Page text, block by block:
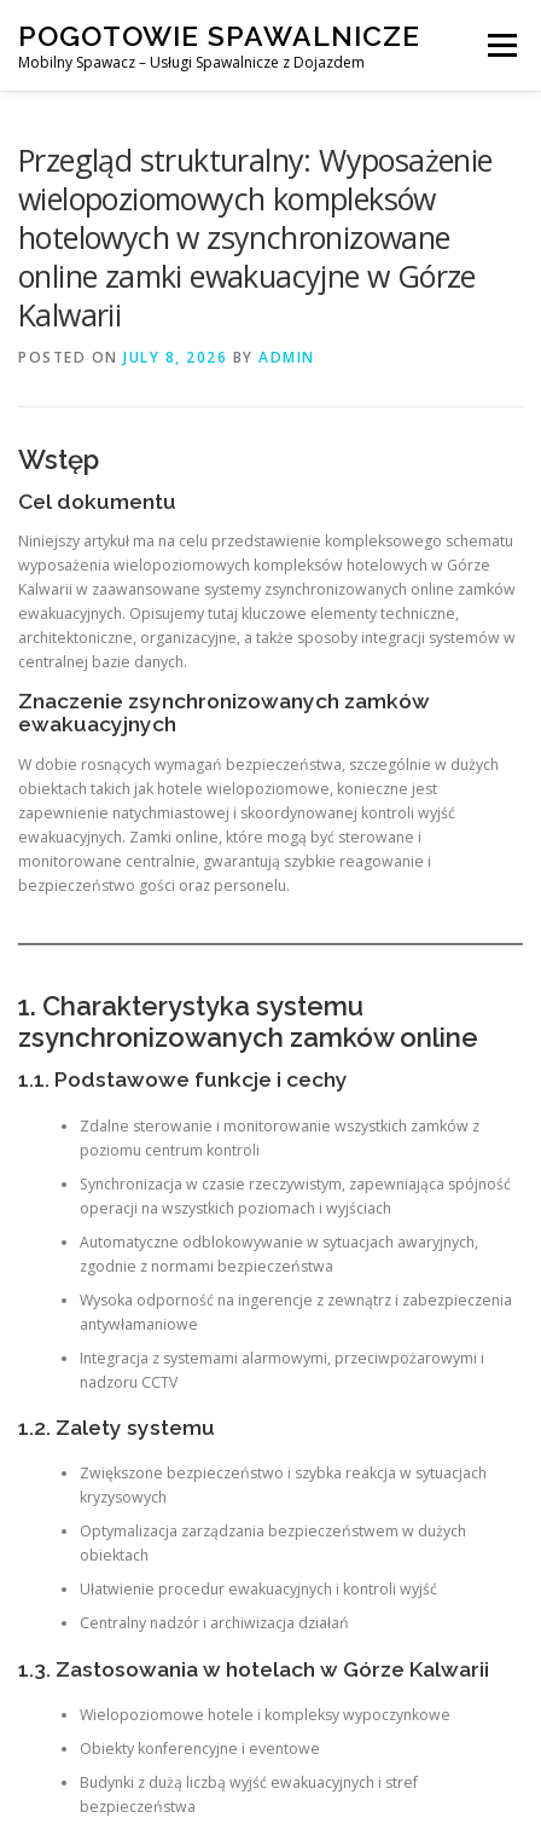
content
POGOTOWIE SPAWALNICZE
Mobilny Spawacz – Usługi Spawalnicze z Dojazdem
Menu
SPAWANIE MIG/MAG (GMAW) NASZE USŁUGI
KONTAKT
Przegląd strukturalny: Wyposażenie
wielopoziomowych kompleksów
hotelowych w zsynchronizowane
online zamki ewakuacyjne w Górze
Kalwarii
POSTED ON JULY 8, 2026 BY ADMIN
Wstęp
Cel dokumentu
Niniejszy artykuł ma na celu przedstawienie kompleksowego schematu
wyposażenia wielopoziomowych kompleksów hotelowych w Górze
Kalwarii w zaawansowane systemy zsynchronizowanych online zamków
ewakuacyjnych. Opisujemy tutaj kluczowe elementy techniczne,
architektoniczne, organizacyjne, a także sposoby integracji systemów w
centralnej bazie danych.
Znaczenie zsynchronizowanych zamków
ewakuacyjnych
W dobie rosnących wymagań bezpieczeństwa, szczególnie w dużych
obiektach takich jak hotele wielopoziomowe, konieczne jest
zapewnienie natychmiastowej i skoordynowanej kontroli wyjść
ewakuacyjnych. Zamki online, które mogą być sterowane i
monitorowane centralnie, gwarantują szybkie reagowanie i
bezpieczeństwo gości oraz personelu.
1. Charakterystyka systemu
zsynchronizowanych zamków online
1.1. Podstawowe funkcje i cechy
Zdalne sterowanie i monitorowanie wszystkich zamków z
poziomu centrum kontroli
Synchronizacja w czasie rzeczywistym, zapewniająca spójność
operacji na wszystkich poziomach i wyjściach
Automatyczne odblokowywanie w sytuacjach awaryjnych,
zgodnie z normami bezpieczeństwa
Wysoka odporność na ingerencje z zewnątrz i zabezpieczenia
antywłamaniowe
Integracja z systemami alarmowymi, przeciwpożarowymi i
nadzoru CCTV
1.2. Zalety systemu
Zwiększone bezpieczeństwo i szybka reakcja w sytuacjach
kryzysowych
Optymalizacja zarządzania bezpieczeństwem w dużych
obiektach
Ułatwienie procedur ewakuacyjnych i kontroli wyjść
Centralny nadzór i archiwizacja działań
1.3. Zastosowania w hotelach w Górze Kalwarii
Wielopoziomowe hotele i kompleksy wypoczynkowe
Obiekty konferencyjne i eventowe
Budynki z dużą liczbą wyjść ewakuacyjnych i stref
bezpieczeństwa